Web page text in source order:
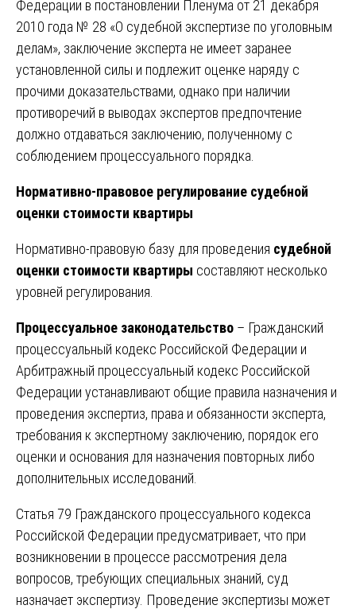
Федерации в постановлении Пленума от 21 декабря
2010 года № 28 «О судебной экспертизе по уголовным
делам», заключение эксперта не имеет заранее
установленной силы и подлежит оценке наряду с
прочими доказательствами, однако при наличии
противоречий в выводах экспертов предпочтение
должно отдаваться заключению, полученному с
соблюдением процессуального порядка.
Нормативно-правовое регулирование судебной
оценки стоимости квартиры
Нормативно-правовую базу для проведения судебной
оценки стоимости квартиры составляют несколько
уровней регулирования.
Процессуальное законодательство – Гражданский
процессуальный кодекс Российской Федерации и
Арбитражный процессуальный кодекс Российской
Федерации устанавливают общие правила назначения и
проведения экспертиз, права и обязанности эксперта,
требования к экспертному заключению, порядок его
оценки и основания для назначения повторных либо
дополнительных исследований.
Статья 79 Гражданского процессуального кодекса
Российской Федерации предусматривает, что при
возникновении в процессе рассмотрения дела
вопросов, требующих специальных знаний, суд
назначает экспертизу. Проведение экспертизы может